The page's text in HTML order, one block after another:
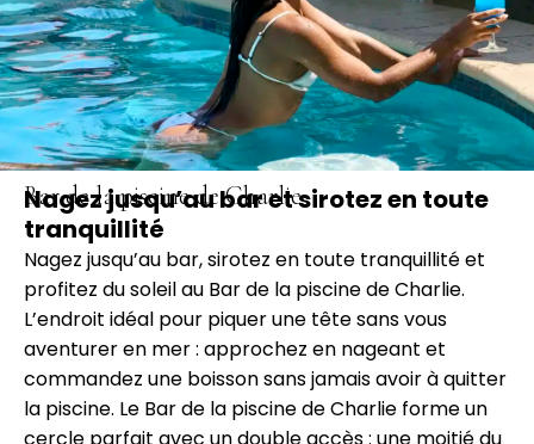
Bar de la piscine de Charlie
Nagez jusqu’au bar et sirotez en toute
tranquillité
Nagez jusqu’au bar, sirotez en toute tranquillité et
profitez du soleil au Bar de la piscine de Charlie.
L’endroit idéal pour piquer une tête sans vous
aventurer en mer : approchez en nageant et
commandez une boisson sans jamais avoir à quitter
la piscine. Le Bar de la piscine de Charlie forme un